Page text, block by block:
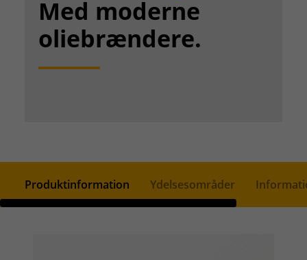
Med moderne
oliebrændere.
Produktinformation Ydelsesområder